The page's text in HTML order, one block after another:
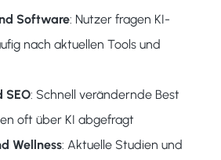
Software: Nutzer fragen KI-
nach aktuellen Tools und
SEO: Schnell verändernde Best
oft über KI abgefragt
Wellness: Aktuelle Studien und